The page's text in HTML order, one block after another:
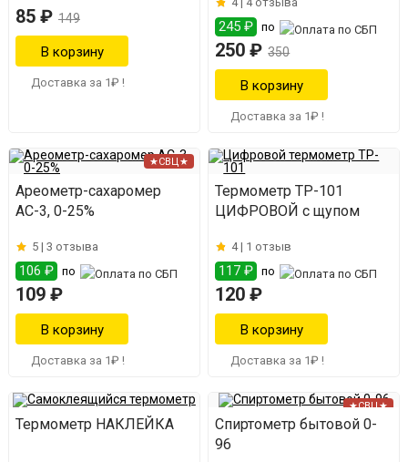
85 ₽ 149
Доставка за 1₽ !
245 ₽ по
250 ₽ 350
Доставка за 1₽ !
★СВЦ★
Ареометр-сахаромер
АС-3, 0-25%
5 | 3 отзыва
106 ₽ по
109 ₽
Доставка за 1₽ !
Термометр TP-101
ЦИФРОВОЙ с щупом
4 | 1 отзыв
117 ₽ по
120 ₽
Доставка за 1₽ !
Термометр НАКЛЕЙКА
★СВЦ★
Спиртометр бытовой 0-
96